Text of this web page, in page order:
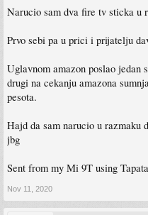
Narucio sam dva fire tv sticka u
Prvo sebi pa u prici i prijatelju
Uglavnom amazon poslao jedan
drugi na cekanju amazona
pesota.
Hajd da sam narucio u razmaku
jbg
Sent from my Mi 9T using
Nov 11, 2020